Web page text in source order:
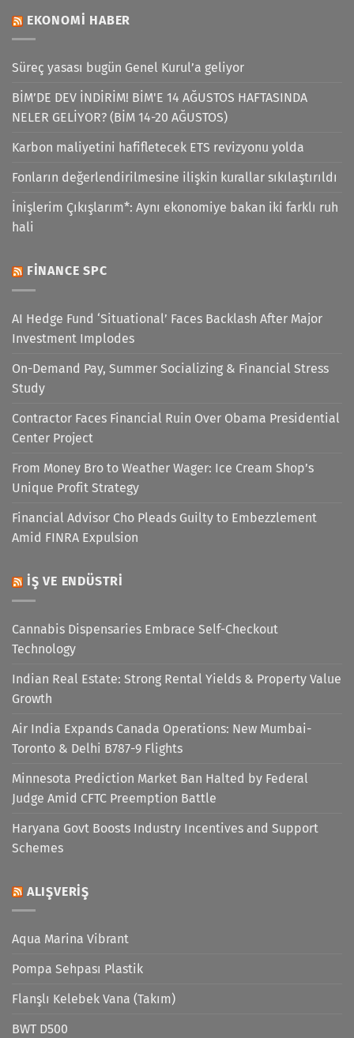
EKONOMI HABER
Süreç yasası bugün Genel Kurul’a geliyor
BİM’DE DEV İNDİRİM! BİM'E 14 AĞUSTOS HAFTASINDA
NELER GELİYOR? (BİM 14-20 AĞUSTOS)
Karbon maliyetini hafifletecek ETS revizyonu yolda
Fonların değerlendirilmesine ilişkin kurallar sıkılaştırıldı
İnişlerim Çıkışlarım*: Aynı ekonomiye bakan iki farklı ruh
hali
FINANCE SPC
AI Hedge Fund ‘Situational’ Faces Backlash After Major
Investment Implodes
On-Demand Pay, Summer Socializing & Financial Stress
Study
Contractor Faces Financial Ruin Over Obama Presidential
Center Project
From Money Bro to Weather Wager: Ice Cream Shop’s
Unique Profit Strategy
Financial Advisor Cho Pleads Guilty to Embezzlement
Amid FINRA Expulsion
İŞ VE ENDÜSTRI
Cannabis Dispensaries Embrace Self-Checkout
Technology
Indian Real Estate: Strong Rental Yields & Property Value
Growth
Air India Expands Canada Operations: New Mumbai-
Toronto & Delhi B787-9 Flights
Minnesota Prediction Market Ban Halted by Federal
Judge Amid CFTC Preemption Battle
Haryana Govt Boosts Industry Incentives and Support
Schemes
ALIŞVERIŞ
Aqua Marina Vibrant
Pompa Sehpası Plastik
Flanşlı Kelebek Vana (Takım)
BWT D500